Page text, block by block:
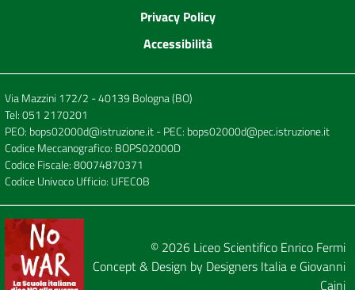
Privacy Policy
Accessibilità
Via Mazzini 172/2 - 40139 Bologna (BO)
Tel:051 2170201
PEO: bops02000d@istruzione.it- PEC: bops02000d@pec.istruzione.it
Codice Meccanografico: BOPS02000D
Codice Fiscale: 80074870371
Codice Univoco Ufficio: UFEC0B
© 2026 Liceo Scientifico Enrico Fermi
Concept & Design by Designers Italiae Giovanni
Caini